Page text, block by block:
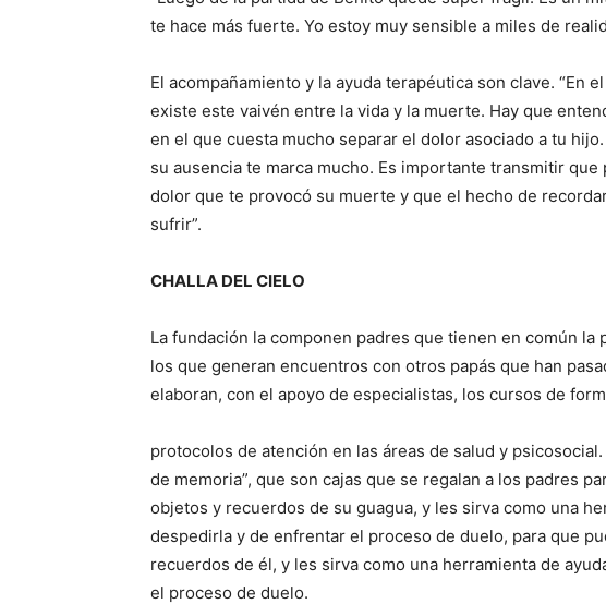
te hace más fuerte. Yo estoy muy sensible a miles de
El acompañamiento y la ayuda terapéutica son clave. “En
existe este vaivén entre la vida y la muerte. Hay que
en el que cuesta mucho separar el dolor asociado a tu
su ausencia te marca mucho. Es importante transmitir
dolor que te provocó su muerte y que el hecho de
sufrir”.
CHALLA DEL CIELO
La fundación la componen padres que tienen en común
los que generan encuentros con otros papás que han
elaboran, con el apoyo de especialistas, los cursos de
protocolos de atención en las áreas de salud y
de memoria”, que son cajas que se regalan a los padres
objetos y recuerdos de su guagua, y les sirva como una
despedirla y de enfrentar el proceso de duelo, para que
recuerdos de él, y les sirva como una herramienta de
el proceso de duelo.